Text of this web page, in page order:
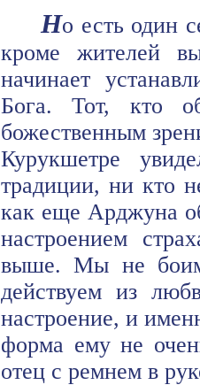
Но есть один
кроме жителей
начинает
Бога. Тот, кто
божественным
Курукшетре
традиции, ни кто
как еще Арджуна
настроением
выше. Мы не
действуем из
настроение, и
форма ему не
отец с ремнем в